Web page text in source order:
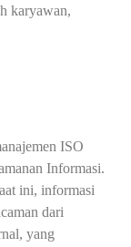
karyawan,
ISO
Informasi.
ini, informasi
dari
yang